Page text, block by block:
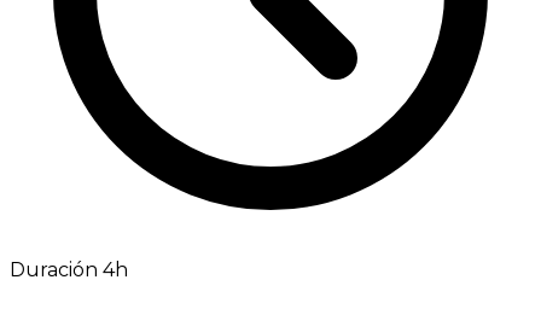
Duración 4h